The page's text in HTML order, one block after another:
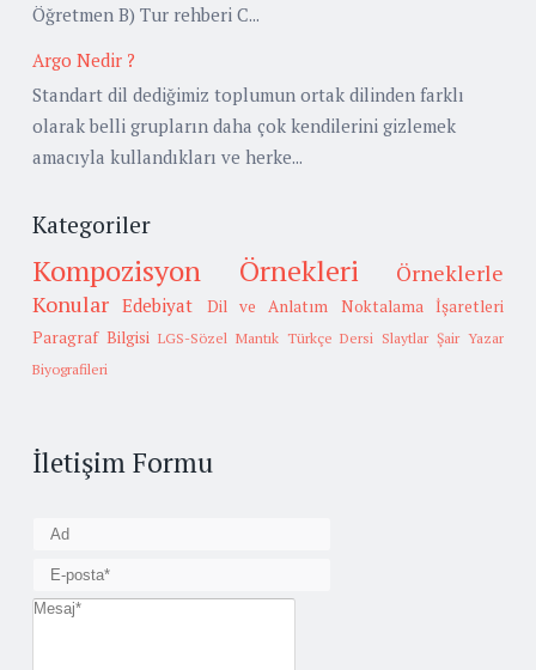
Öğretmen B) Tur rehberi C...
Argo Nedir ?
Standart dil dediğimiz toplumun ortak dilinden farklı
olarak belli grupların daha çok kendilerini gizlemek
amacıyla kullandıkları ve herke...
Kategoriler
Kompozisyon Örnekleri
Örneklerle
Konular Edebiyat Dil ve Anlatım
Noktalama İşaretleri
Paragraf Bilgisi LGS-Sözel Mantık Türkçe Dersi Slaytlar Şair Yazar
Biyografileri
İletişim Formu